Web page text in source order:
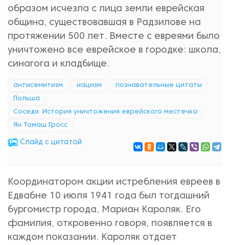
образом исчезла с лица земли еврейская
община, существовавшая в Радзилове на
протяжении 500 лет. Вместе с евреями было
уничтожено все еврейское в городке: школа,
синагога и кладбище.
антисемитизм нацизм познавательные цитаты
Польша
Соседи. История уничтожения еврейского местечка
Ян Томаш Гросс
Cлайд с цитатой
Координатором акции истребления евреев в
Едвабне 10 июля 1941 года был тогдашний
бургомистр города, Мариан Кароляк. Его
фамилия, откровенно говоря, появляется в
каждом показании. Кароляк отдает